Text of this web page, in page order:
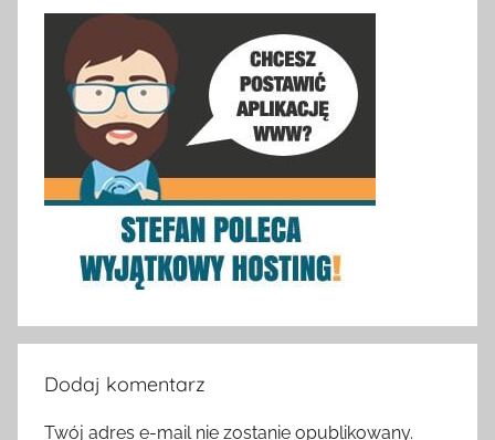
Dodaj komentarz
Twój adres e-mail nie zostanie opublikowany.